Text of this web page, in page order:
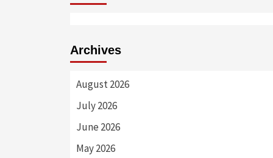
Archives
August 2026
July 2026
June 2026
May 2026